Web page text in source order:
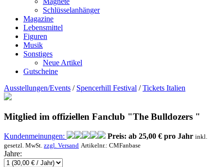
Schlüsselanhänger
Magazine
Lebensmittel
Figuren
Musik
Sonstiges
Neue Artikel
Gutscheine
Ausstellungen/Events / Spencerhill Festival /Tickets Italien
Mitglied im offiziellen Fanclub "The Bulldozers "
Kundenmeinungen: Preis: ab 25,00 € pro Jahr inkl.
gesetzl. MwSt. zzgl. Versand Artikelnr.: CMFanbase
Jahre: